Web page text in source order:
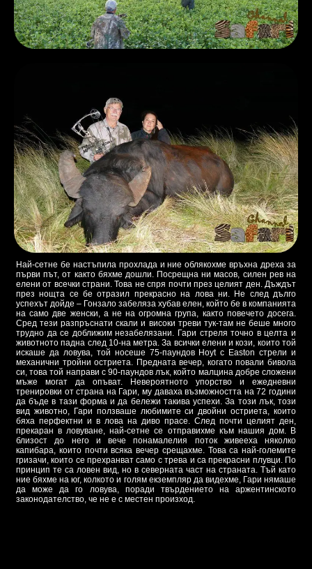
Най-сетне бе настъпила прохлада и ние облякохме връхна дреха за
първи път, от както бяхме дошли. Посрещна ни масов, силен рев на
елени от всечки страни. Това не спря почти през целият ден. Дъждът
през нощта се бе отразил прекрасно на лова ни. Не след дълго
успехът дойде – Гонзало забеляза хубав елен, който бе в компанията
на само две женски, а не на огромна група, както повечето досега.
Сред тези разпръснати скали и високи треви тук-там не беше много
трудно да се доближим незабелязани. Гари стреля точно в целта и
животното падна след 10-на метра. За всички елени и кози, които той
искаше да ловува, той носеше 75-паундов Hoyt с Easton стрели и
механични тройни остриета. Предната вечер, когато повали бивола
си, това той направи с 90-паундов лък, който малцина добре сложени
мъже могат да опъват. Невероятното упорство и ежедневни
тренировки от страна на Гари, му даваха възможността на 72 години
да бъде в тази форма и да бележи такива успехи. За този лък, този
вид животно, Гари ползваше любимите си двойни остриета, които
бяха перфектни и в лова на диво прасе. След почти целият ден,
прекаран в ловуване, най-сетне се отправихме към нашия дом. В
близост до него и вече понамалелия поток живееха няколко
капибара, които почти всяка вечер срещахме. Това са най-големите
гризачи, които се прехранват само с трева и са прекрасни плувци. По
принцип те са ловен вид, но в северната част на страната. Тъй като
ние бяхме на юг, колкото и голям екземпляр да видехме, Гари нямаше
да може да го ловува, поради твърдението на аржентинското
законодателство, че не е с местен произход.